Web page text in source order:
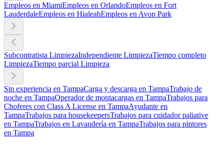
Empleos en MiamiEmpleos en OrlandoEmpleos en Fort
LauderdaleEmpleos en HialeahEmpleos en Avon Park
Subcontratista LimpiezaIndependiente LimpiezaTiempo completo
LimpiezaTiempo parcial Limpieza
Sin experiencia en TampaCarga y descarga en TampaTrabajo de
noche en TampaOperador de montacargas en TampaTrabajos para
Choferes con Class A License en TampaAyudante en
TampaTrabajos para housekeepersTrabajos para cuidador paliative
en TampaTrabajos en Lavandería en TampaTrabajos para pintores
en Tampa